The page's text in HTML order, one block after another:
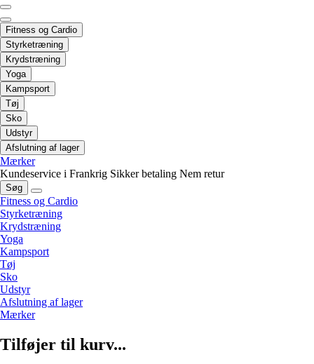
Fitness og Cardio
Styrketræning
Krydstræning
Yoga
Kampsport
Tøj
Sko
Udstyr
Afslutning af lager
Mærker
Kundeservice i Frankrig Sikker betaling Nem retur
Søg
Fitness og Cardio
Styrketræning
Krydstræning
Yoga
Kampsport
Tøj
Sko
Udstyr
Afslutning af lager
Mærker
Tilføjer til kurv...